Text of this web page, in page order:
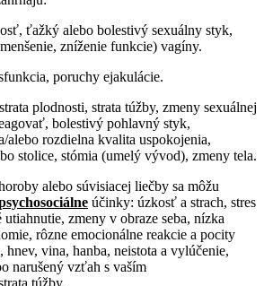
ťažký alebo bolestivý sexuálny styk,
zníženie funkcie) vagíny.
poruchy ejakulácie.
plodnosti, strata túžby, zmeny sexuálnej
bolestivý pohlavný styk,
alebo rozdielna kvalita uspokojenia,
stolice, stómia (umelý vývod), zmeny tela.
alebo súvisiacej liečby sa môžu
účinky: úzkosť a strach, stres
utiahnutie, zmeny v obraze seba, nízka
rôzne emocionálne reakcie a pocity
hnev, vina, hanba, neistota a vylúčenie,
narušený vzťah s vaším